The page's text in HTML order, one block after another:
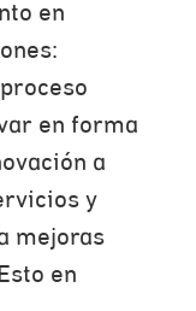
en
en forma
a
y
mejoras
en